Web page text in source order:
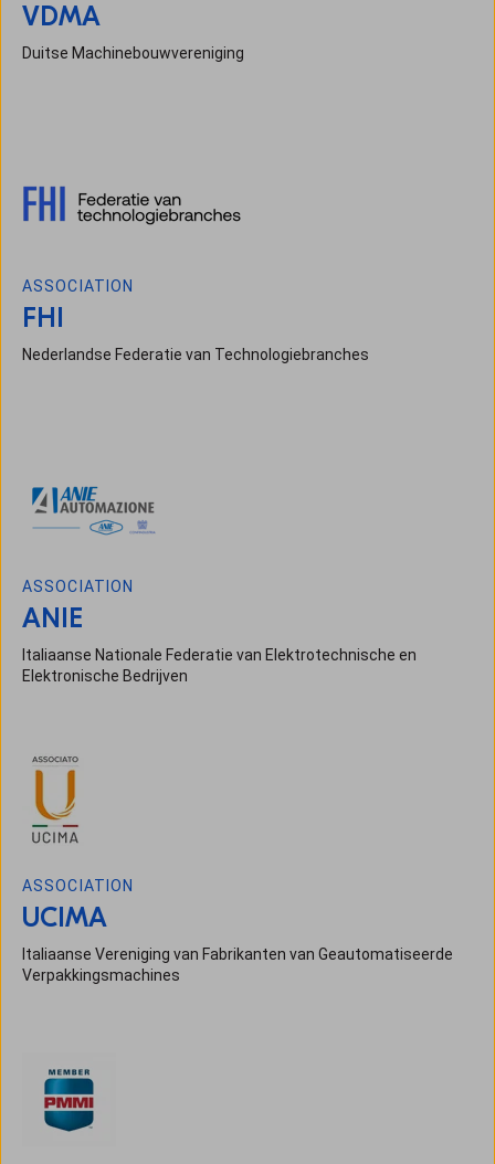
VDMA
Duitse Machinebouwvereniging
ASSOCIATION
FHI
Nederlandse Federatie van Technologiebranches
ASSOCIATION
ANIE
Italiaanse Nationale Federatie van Elektrotechnische en
Elektronische Bedrijven
ASSOCIATION
UCIMA
Italiaanse Vereniging van Fabrikanten van Geautomatiseerde
Verpakkingsmachines